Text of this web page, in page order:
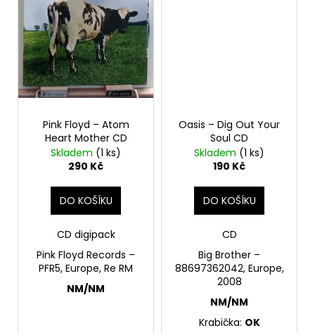
Pink Floyd – Atom
Heart Mother CD
Skladem (1 ks)
290 Kč
DO KOŠÍKU
CD digipack
Pink Floyd Records –
PFR5, Europe, Re RM
NM/NM
Oasis – Dig Out Your
Soul CD
Skladem (1 ks)
190 Kč
DO KOŠÍKU
CD
Big Brother –
88697362042, Europe,
2008
NM/NM
Krabička: OK
m
HURVÍNEK
ABECEDA